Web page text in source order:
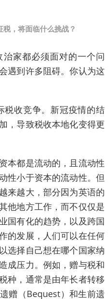
税，将面临什么挑战？
治家都必须面对的一个问
遇到许多阻碍。你认为这
税收竞争。新冠疫情的结
，导致税收本地化变得更
本都是流动的，且流动性
性小于资本的流动性。但
来越大，部分因为英语的
他地方工作，而不仅仅是
国有化的趋势，以及跨国
的发展，人们可以在任何
选择自己想在哪个国家纳
成压力。例如，赠与税和
种，通常是由年长者转移
赠（Bequest）和生前遗